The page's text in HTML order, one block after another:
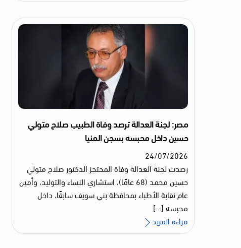
مصر: لجنة العدالة ترصد وفاة الطبيب صلاح متولي
حسين داخل محبسه بسجن المنيا
24/07/2026
رصدت لجنة العدالة وفاة المحتجز الدكتور صلاح متولي
حسين محمد (68 عامًا)، استشاري النساء والتوليد، وأمين
عام نقابة الأطباء بمحافظة بني سويف سابقًا، داخل
محبسه […]
قراءة المزيد